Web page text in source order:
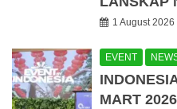
1 August 2026
EVENT
MART